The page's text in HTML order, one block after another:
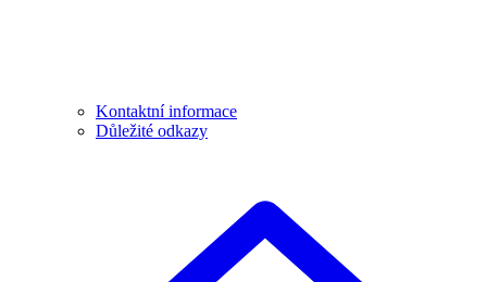
Kontaktní informace
Důležité odkazy